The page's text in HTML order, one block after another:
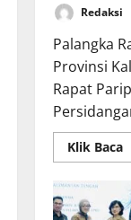
Redaksi
Palangka
Provinsi
Rapat
Klik Baca